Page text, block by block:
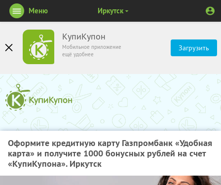
КупиКупон
Мобильное приложение
ещё удобнее
Загрузить
Меню Иркутск
Оформите кредитную карту Газпромбанк «Удобная
карта» и получите 1000 бонусных рублей на счет
«КупиКупона». Иркутск